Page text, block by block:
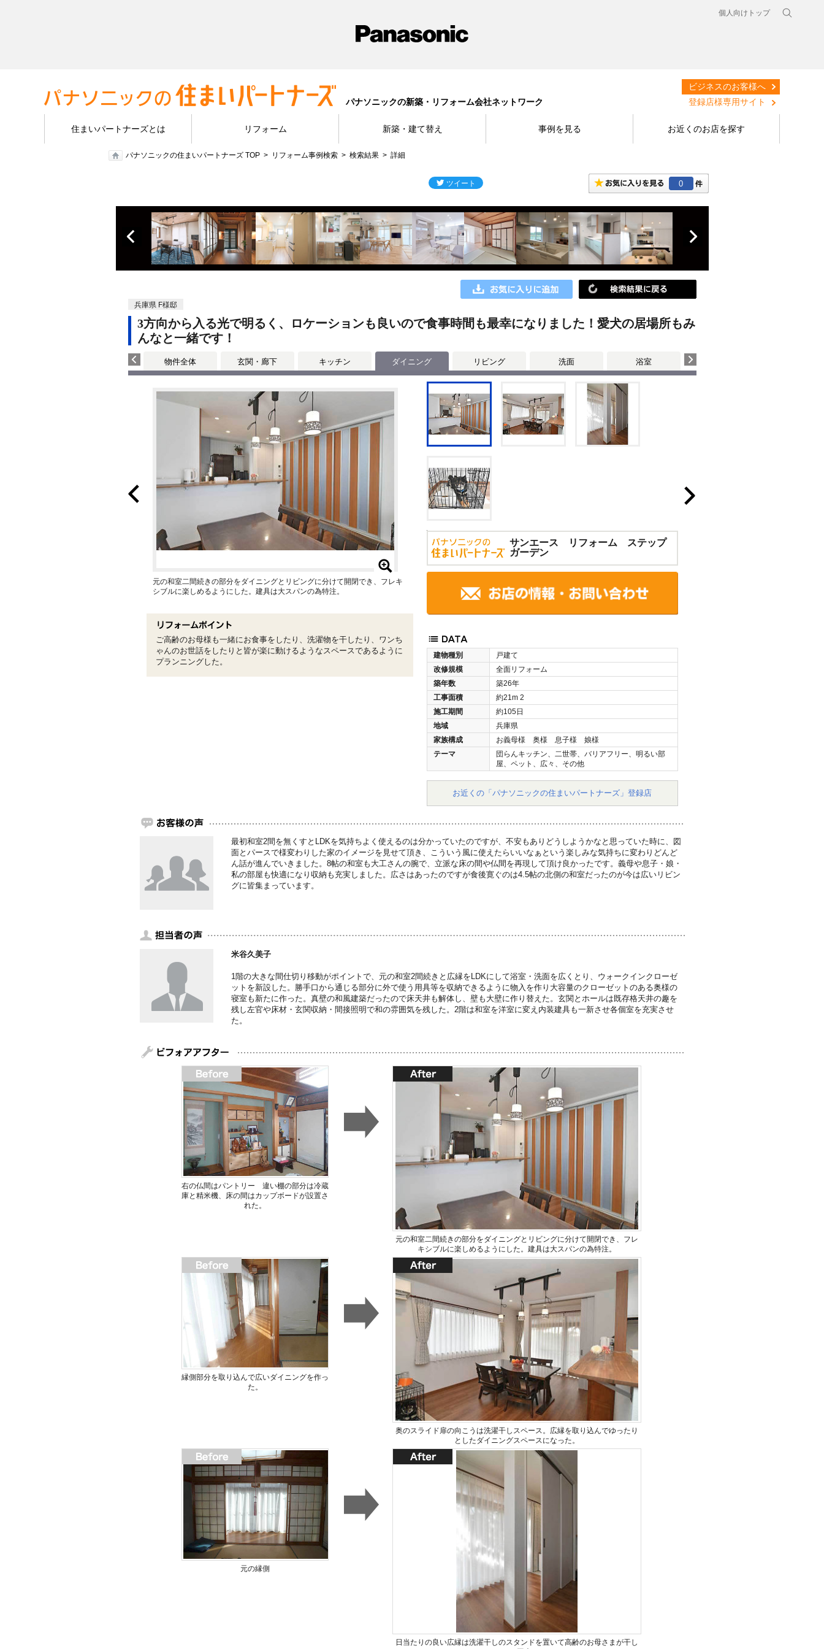
個人向けトップ
パナソニックの新築・リフォーム会社ネットワーク
ビジネスのお客様へ
登録店様専用サイト
住まいパートナーズとは リフォーム 新築・建て替え 事例を見る お近くのお店を探す
パナソニックの住まいパートナーズ TOP リフォーム事例検索 検索結果 詳細
0
兵庫県 F様邸
3方向から入る光で明るく、ロケーションも良いので食事時間も最幸になりました！愛犬の居場所もみ
んなと一緒です！
物件全体 玄関・廊下 キッチン ダイニング リビング 洗面 浴室 子供部屋・玄関・廊下
サンエース リフォーム ステップ
ガーデン
建物種別
戸建て
改修規模
全面リフォーム
築年数
築26年
工事面積
約21m 2
施工期間
約105日
地域
兵庫県
家族構成
お義母様 奥様 息子様 娘様
テーマ
団らんキッチン、二世帯、バリアフリー、明るい部
屋、ペット、広々、その他
お近くの「パナソニックの住まいパートナーズ」登録店
元の和室二間続きの部分をダイニングとリビングに分けて開閉でき、フレキ
シブルに楽しめるようにした。建具は大スパンの為特注。
ご高齢のお母様も一緒にお食事をしたり、洗濯物を干したり、ワンち
ゃんのお世話をしたりと皆が楽に動けるようなスペースであるように
プランニングした。
最初和室2間を無くすとLDKを気持ちよく使えるのは分かっていたのですが、不安もありどうしようかなと思っていた時に、図
面とパースで様変わりした家のイメージを見せて頂き、こういう風に使えたらいいなぁという楽しみな気持ちに変わりどんど
ん話が進んでいきました。8帖の和室も大工さんの腕で、立派な床の間や仏間を再現して頂け良かったです。義母や息子・娘・
私の部屋も快適になり収納も充実しました。広さはあったのですが食後寛ぐのは4.5帖の北側の和室だったのが今は広いリビン
グに皆集まっています。
米谷久美子
1階の大きな間仕切り移動がポイントで、元の和室2間続きと広縁をLDKにして浴室・洗面を広くとり、ウォークインクローゼ
ットを新設した。勝手口から通じる部分に外で使う用具等を収納できるように物入を作り大容量のクローゼットのある奥様の
寝室も新たに作った。真壁の和風建築だったので床天井も解体し、壁も大壁に作り替えた。玄関とホールは既存格天井の趣を
残し左官や床材・玄関収納・間接照明で和の雰囲気を残した。2階は和室を洋室に変え内装建具も一新させ各個室を充実させ
た。
右の仏間はパントリー 違い棚の部分は冷蔵
庫と精米機、床の間はカップボードが設置さ
れた。
元の和室二間続きの部分をダイニングとリビングに分けて開閉でき、フレ
キシブルに楽しめるようにした。建具は大スパンの為特注。
縁側部分を取り込んで広いダイニングを作っ
た。
奥のスライド扉の向こうは洗濯干しスペース。広縁を取り込んでゆったり
としたダイニングスペースになった。
元の縁側
日当たりの良い広縁は洗濯干しのスタンドを置いて高齢のお母さまが干し